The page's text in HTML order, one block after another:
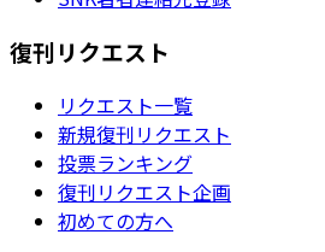
復刊リクエスト
リクエスト一覧
新規復刊リクエスト
投票ランキング
復刊リクエスト企画
初めての方へ